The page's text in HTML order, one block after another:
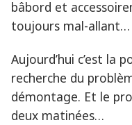
bâbord et
toujours mal-allant…
Aujourd’hui c’est la
recherche du
démontage. Et le
deux matinées…